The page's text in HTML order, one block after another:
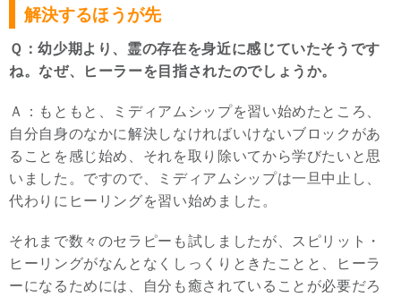
解決するほうが先
Ｑ：幼少期より、霊の存在を身近に感じていたそうです
ね。なぜ、ヒーラーを目指されたのでしょうか。
Ａ：もともと、ミディアムシップを習い始めたところ、
自分自身のなかに解決しなければいけないブロックがあ
ることを感じ始め、それを取り除いてから学びたいと思
いました。ですので、ミディアムシップは一旦中止し、
代わりにヒーリングを習い始めました。
それまで数々のセラピーも試しましたが、スピリット・
ヒーリングがなんとなくしっくりときたことと、ヒーラ
ーになるためには、自分も癒されていることが必要だろ